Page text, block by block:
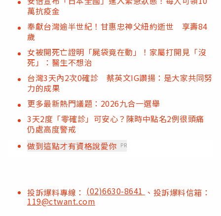
萬抗疫金
奉獻台灣逾半世紀！甘惠忠神父紐約逝世 享壽84
歲
女被開死亡證明「屍袋竟在動」！家屬打開見「沒
死」：醫生不想治
台灣3天內2次0確診 蔡英文IG讚揚：是大家共同努
力的成果
更多最新熱門議題：2026九合一選舉
3天2度「零確診」可安心？陳時中點名2例很頭痛
仍處高度警戒
做到這點才有資格說愛你 PR
投訴爆料專線： (02)6630-8641 、投訴爆料信箱：
119@ctwant.com